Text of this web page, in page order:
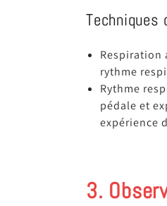
Techniques
Respiration
rythme
Rythme
pédale et
expérience
3.